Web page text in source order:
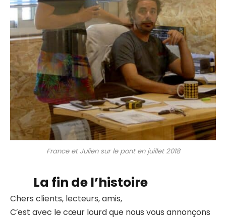
France et Julien sur le pont en juillet 2018
La fin de l’histoire
Chers clients, lecteurs, amis,
C’est avec le cœur lourd que nous vous annonçons